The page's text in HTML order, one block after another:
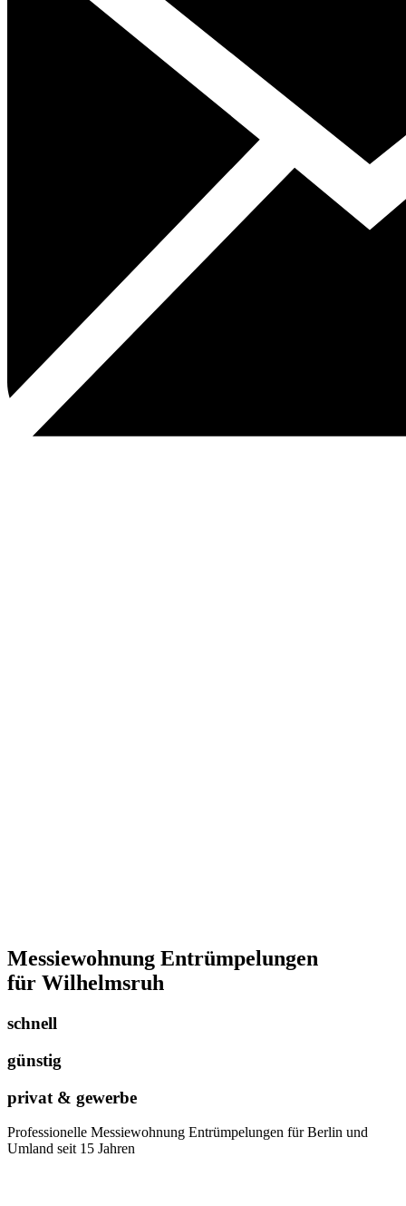
Messiewohnung Entrümpelungen
für Wilhelmsruh
schnell
günstig
privat & gewerbe
Professionelle Messiewohnung Entrümpelungen für Berlin und
Umland seit 15 Jahren